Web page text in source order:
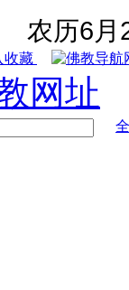
农历6月
收藏
网址